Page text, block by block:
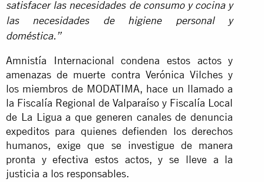
satisfacer las necesidades de consumo y cocina y
las necesidades de higiene personal y
doméstica.”
Amnistía Internacional condena estos actos y
amenazas de muerte contra Verónica Vilches y
los miembros de MODATIMA, hace un llamado a
la Fiscalía Regional de Valparaíso y Fiscalía Local
de La Ligua a que generen canales de denuncia
expeditos para quienes defienden los derechos
humanos, exige que se investigue de manera
pronta y efectiva estos actos, y se lleve a la
justicia a los responsables.